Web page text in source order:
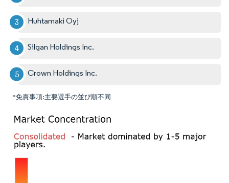
Huhtamaki Oyj
Silgan Holdings Inc.
Crown Holdings Inc.
*免責事項:主要選手の並び順不同